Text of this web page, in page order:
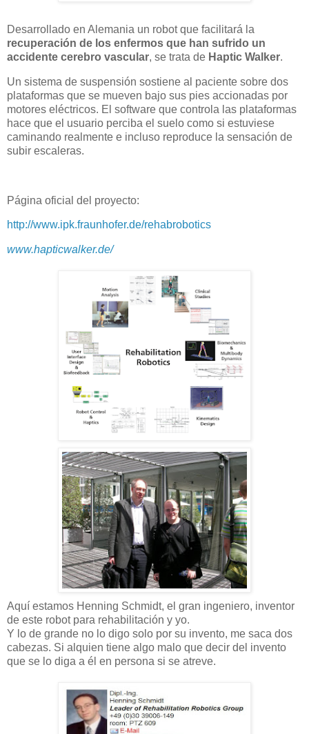
Desarrollado en Alemania un robot que facilitará la
recuperación de los enfermos que han sufrido un
accidente cerebro vascular, se trata de Haptic Walker.
Un sistema de suspensión sostiene al paciente sobre dos
plataformas que se mueven bajo sus pies accionadas por
motores eléctricos. El software que controla las plataformas
hace que el usuario perciba el suelo como si estuviese
caminando realmente e incluso reproduce la sensación de
subir escaleras.
Página oficial del proyecto:
http://www.ipk.fraunhofer.de/rehabrobotics
www.hapticwalker.de/
Aquí estamos Henning Schmidt, el gran ingeniero, inventor
de este robot para rehabilitación y yo.
Y lo de grande no lo digo solo por su invento, me saca dos
cabezas. Si alquien tiene algo malo que decir del invento
que se lo diga a él en persona si se atreve.